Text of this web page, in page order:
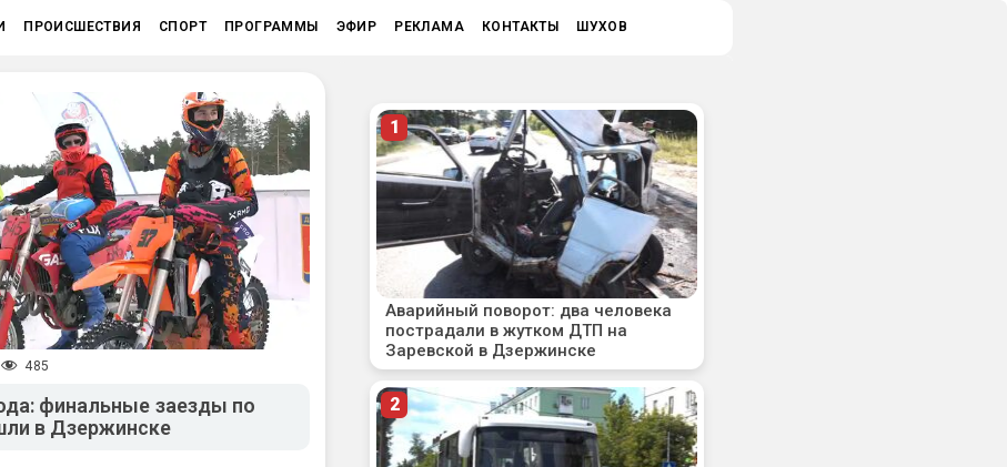
ПРОИСШЕСТВИЯ СПОРТ ПРОГРАММЫ ЭФИР РЕКЛАМА КОНТАКТЫ ШУХОВ
485
финальные заезды по
в Дзержинске